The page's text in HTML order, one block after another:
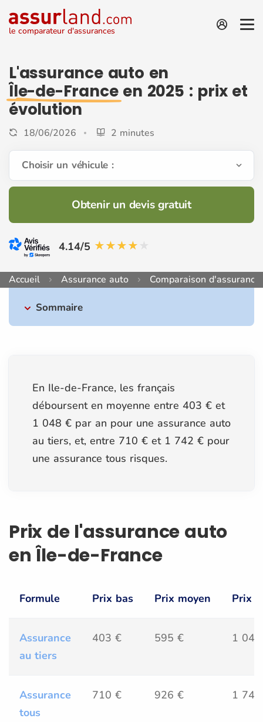
le comparateur d'assurances
L'assurance auto en
Île-de-Franceen 2025 : prix et
évolution
18/06/2026 2 minutes
Choisir un véhicule :
Obtenir un devis gratuit
4.14/5
Accueil Assurance auto Comparaison
Sommaire
En Ile-de-France, les français
déboursent en moyenne entre 403 € et
1 048 € par an pour une assurance auto
au tiers, et, entre 710 € et 1 742 € pour
une assurance tous risques.
Prix de l'assurance auto
en Île-de-France
Formule Prix bas Prix moyen Prix
Assurance
au tiers
403 € 595 € 1
Assurance
tous
710 € 926 € 1